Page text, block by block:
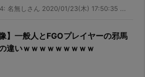
名無しさん 2020/01/23(木) 17:50:35 ...
像】一般人とFGOプレイヤーの邪馬
違いｗｗｗｗｗｗｗｗｗ